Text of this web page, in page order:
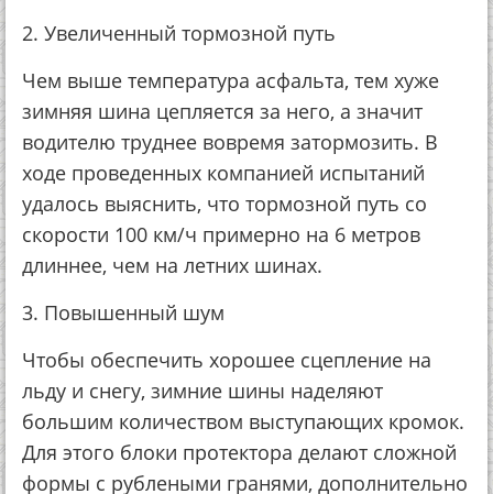
2. Увеличенный тормозной путь
Чем выше температура асфальта, тем хуже
зимняя шина цепляется за него, а значит
водителю труднее вовремя затормозить. В
ходе проведенных компанией испытаний
удалось выяснить, что тормозной путь со
скорости 100 км/ч примерно на 6 метров
длиннее, чем на летних шинах.
3. Повышенный шум
Чтобы обеспечить хорошее сцепление на
льду и снегу, зимние шины наделяют
большим количеством выступающих кромок.
Для этого блоки протектора делают сложной
формы с рублеными гранями, дополнительно